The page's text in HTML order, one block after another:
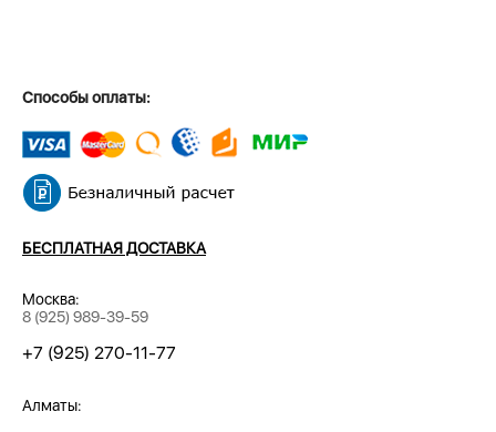
Способы оплаты:
БЕСПЛАТНАЯ ДОСТАВКА
Москва:
8 (925) 989-39-59
+7 (925) 270-11-77
Алматы: